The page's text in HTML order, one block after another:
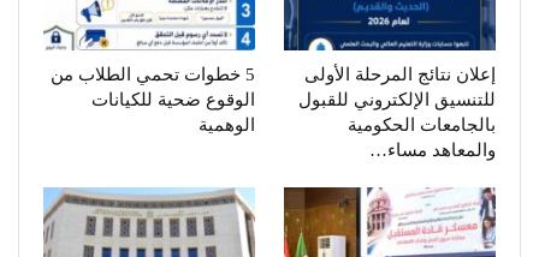
إعلان نتائج المرحلة الأولى
للتنسيق الإلكتروني للقبول
بالجامعات الحكومية
والمعاهد مساء…
5 خطوات تحمي الطلاب من
الوقوع ضحية للكيانات
الوهمية